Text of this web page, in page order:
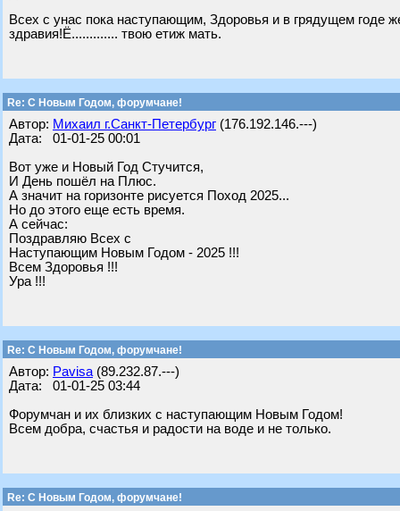
Всех с унас пока наступающим, Здоровья и в грядущем годе
здравия!Ё............. твою етиж мать.
Re: С Новым Годом, форумчане!
Автор: Михаил г.Санкт-Петербург (176.192.146.---)
Дата: 01-01-25 00:01
Вот уже и Новый Год Стучится,
И День пошёл на Плюс.
А значит на горизонте рисуется Поход 2025...
Но до этого еще есть время.
А сейчас:
Поздравляю Всех с
Наступающим Новым Годом - 2025 !!!
Всем Здоровья !!!
Ура !!!
Re: С Новым Годом, форумчане!
Автор: Pavisa (89.232.87.---)
Дата: 01-01-25 03:44
Форумчан и их близких с наступающим Новым Годом!
Всем добра, счастья и радости на воде и не только.
Re: С Новым Годом, форумчане!